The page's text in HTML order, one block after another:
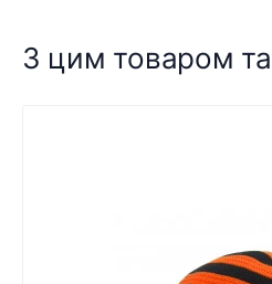
З цим товаром